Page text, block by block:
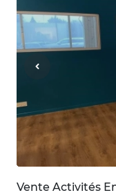
Vente Activités